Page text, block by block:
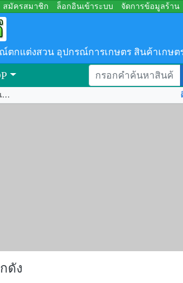
สมัครสมาชิก ล็อกอินเข้าระบบ จัดการข้อมูลร้าน
กแต่งสวน อุปกรณ์การเกษตร สินค้าเกษต
เต้นท์ผ้าใบ ผลิตให้เช่าเต็นท์ขนาดใหญ่ และจำหน่ายเต็นท์โกดัง รหัส.347309
ดัง